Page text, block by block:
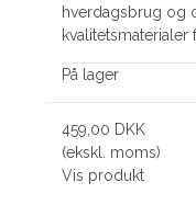
hverdagsbrug og
På lager
459,00 DKK
(ekskl. moms)
Vis produkt